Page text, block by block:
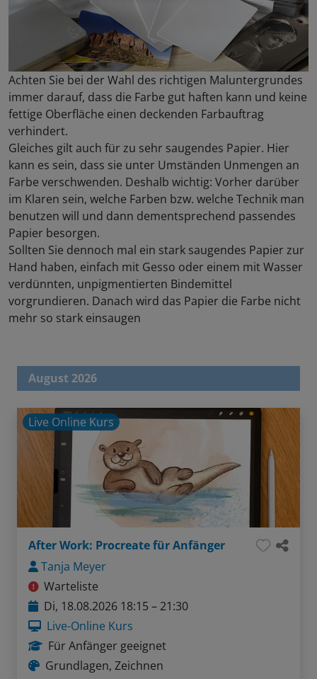
Achten Sie bei der Wahl des richtigen Maluntergrundes
immer darauf, dass die Farbe gut haften kann und keine
fettige Oberfläche einen deckenden Farbauftrag
verhindert.
Gleiches gilt auch für zu sehr saugendes Papier. Hier
kann es sein, dass sie unter Umständen Unmengen an
Farbe verschwenden. Deshalb wichtig: Vorher darüber
im Klaren sein, welche Farben bzw. welche Technik man
benutzen will und dann dementsprechend passendes
Papier besorgen.
Sollten Sie dennoch mal ein stark saugendes Papier zur
Hand haben, einfach mit Gesso oder einem mit Wasser
verdünnten, unpigmentierten Bindemittel
vorgrundieren. Danach wird das Papier die Farbe nicht
mehr so stark einsaugen
August 2026
Live Online Kurs
After Work: Procreate für Anfänger
Tanja Meyer
Warteliste
Di, 18.08.2026 18:15 – 21:30
Live-Online Kurs
Für Anfänger geeignet
Grundlagen, Zeichnen